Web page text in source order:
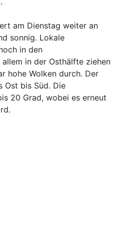
am Dienstag weiter an
sonnig. Lokale
in den
in der Osthälfte ziehen
hohe Wolken durch. Der
Ost bis Süd. Die
20 Grad, wobei es erneut